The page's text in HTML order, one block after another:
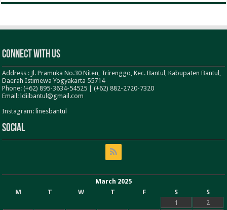
Connect With Us
Address : Jl. Pramuka No.30 Niten, Trirenggo, Kec. Bantul, Kabupaten Bantul,
Daerah Istimewa Yogyakarta 55714
Phone: (+62) 895-3634-54525 | (+62) 882-2720-7320
Email: ldiibantul@gmail.com
Instagram: linesbantul
Social
March 2025
M
T W T F S
S
1
2